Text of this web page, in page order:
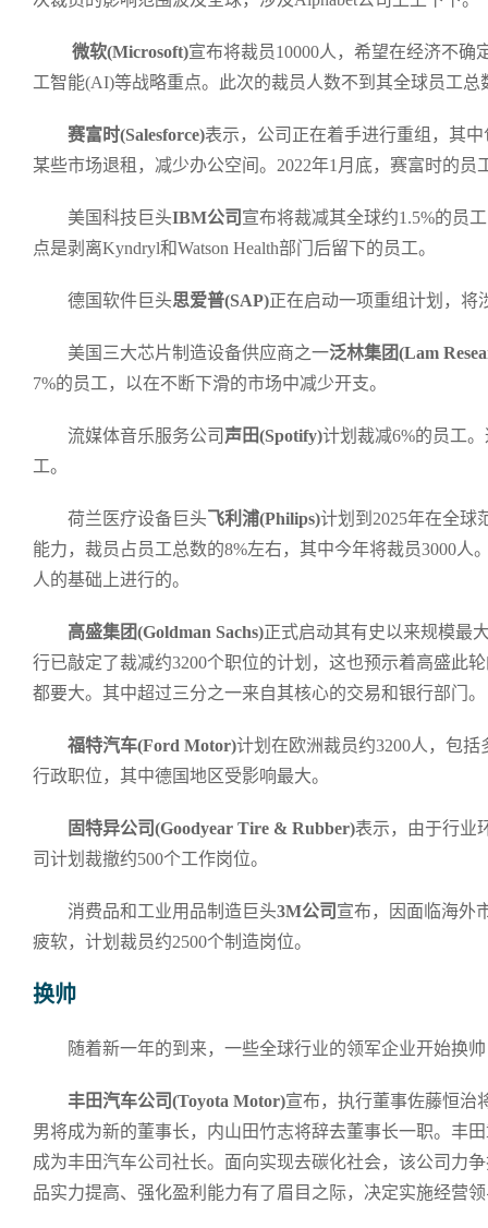
微软(Microsoft)宣布将裁员10000人，希望在经济不
工智能(AI)等战略重点。此次的裁员人数不到其全球员工总
赛富时(Salesforce)表示，公司正在着手进行重组，其
某些市场退租，减少办公空间。2022年1月底，赛富时的员
美国科技巨头IBM公司 宣布将裁减其全球约1.5%的员
点是剥离Kyndryl和Watson Health部门后留下的员工。
德国软件巨头思爱普(SAP)正在启动一项重组计划，将
美国三大芯片制造设备供应商之一泛林集团(Lam
7%的员工，以在不断下滑的市场中减少开支。
流媒体音乐服务公司 声田(Spotify)计划裁减6%的员工
工。
荷兰医疗设备巨头飞利浦(Philips)计划到2025年在全球
能力，裁员占员工总数的8%左右，其中今年将裁员3000人
人的基础上进行的。
高盛集团(Goldman Sachs)正式启动其有史以来规模最
行已敲定了裁减约3200个职位的计划，这也预示着高盛此
都要大。其中超过三分之一来自其核心的交易和银行部门。
福特汽车(Ford Motor)计划在欧洲裁员约3200人，包
行政职位，其中德国地区受影响最大。
固特异公司(Goodyear Tire & Rubber)表示，由于行业
司计划裁撤约500个工作岗位。
消费品和工业用品制造巨头3M公司 宣布，因面临海外
疲软，计划裁员约2500个制造岗位。
换帅
随着新一年的到来，一些全球行业的领军企业开始换
丰田汽车公司(Toyota Motor)宣布，执行董事佐藤恒治
男将成为新的董事长，内山田竹志将辞去董事长一职。丰
成为丰田汽车公司社长。面向实现去碳化社会，该公司力
品实力提高、强化盈利能力有了眉目之际，决定实施经营